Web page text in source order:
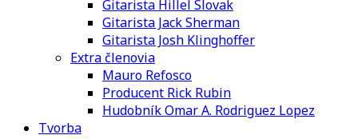
Gitarista Hillel Slovak
Gitarista Jack Sherman
Gitarista Josh Klinghoffer
Extra členovia
Mauro Refosco
Producent Rick Rubin
Hudobník Omar A. Rodriguez Lopez
Tvorba